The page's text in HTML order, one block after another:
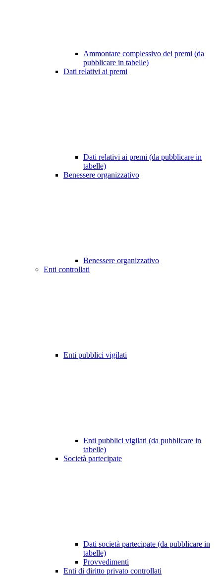
Ammontare complessivo dei premi (da
pubblicare in tabelle)
Dati relativi ai premi
Dati relativi ai premi (da pubblicare in
tabelle)
Benessere organizzativo
Benessere organizzativo
Enti controllati
Enti pubblici vigilati
Enti pubblici vigilati (da pubblicare in
tabelle)
Società partecipate
Dati società partecipate (da pubblicare in
tabelle)
Provvedimenti
Enti di diritto privato controllati